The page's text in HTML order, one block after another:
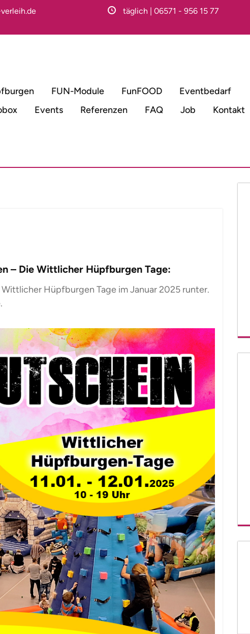
täglich | 06571 - 956 15 77
FUN-Module FunFOOD
Eventbedarf
Events Referenzen FAQ Job Kontakt
– Die Wittlicher Hüpfburgen Tage:
Hüpfburgen Tage im Januar 2025 runter.